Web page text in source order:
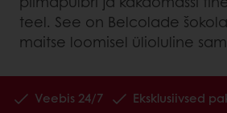
teel. See on Belcolade
maitse loomisel ülioluline
Veebis 24/7
Eksklusiivsed